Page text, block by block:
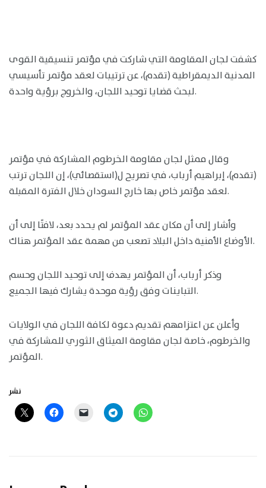
كشفت لجان المقاومة التي شاركت في مؤتمر تنسيقية القوى
المدنية الديمقراطية (تقدم)، عن ترتيبات لعقد مؤتمر تأسيسي
لبحث قضايا توحيد اللجان، والخروج برؤية واحدة.
وقال ممثل لجان مقاومة الخرطوم المشاركة في مؤتمر
(تقدم)، إبراهيم أرباب، في تصريح ل(استقصائي)، إن اللجان ترتب
لعقد مؤتمر خاص بها خارج السودان خلال الفترة المقبلة.
وأشار إلى أن مكان عقد المؤتمر لم يحدد بعد، لافتًا إلى أن
الأوضاع الأمنية داخل البلاد تصعب من مهمة عقد المؤتمر هناك.
وذكر أرباب، أن المؤتمر يهدف إلى توحيد اللجان وحسم
التباينات وفق رؤية موحدة يشارك فيها الجميع.
وأعلن عن اعتزامهم تقديم دعوة لكافة اللجان في الولايات
والخرطوم، خاصة لجان مقاومة الميثاق الثوري للمشاركة في
المؤتمر.
نشر